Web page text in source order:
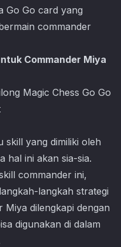
Go Go card yang
commander
Commander Miya
Magic Chess Go Go
skill yang dimiliki oleh
hal ini akan sia-sia.
commander ini,
langkah strategi
dilengkapi dengan
digunakan di dalam